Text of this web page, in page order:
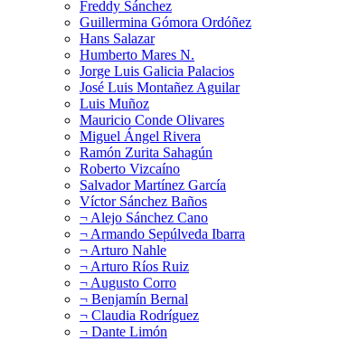
Freddy Sánchez
Guillermina Gómora Ordóñez
Hans Salazar
Humberto Mares N.
Jorge Luis Galicia Palacios
José Luis Montañez Aguilar
Luis Muñoz
Mauricio Conde Olivares
Miguel Ángel Rivera
Ramón Zurita Sahagún
Roberto Vizcaíno
Salvador Martínez García
Víctor Sánchez Baños
¬ Alejo Sánchez Cano
¬ Armando Sepúlveda Ibarra
¬ Arturo Nahle
¬ Arturo Ríos Ruiz
¬ Augusto Corro
¬ Benjamín Bernal
¬ Claudia Rodríguez
¬ Dante Limón